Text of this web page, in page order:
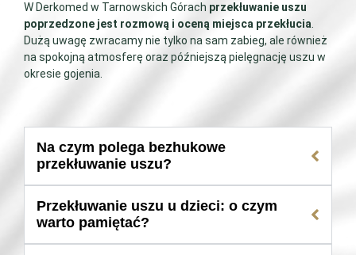
W Derkomed w Tarnowskich Górach przekłuwanie uszu
poprzedzone jest rozmową i oceną miejsca przekłucia.
Dużą uwagę zwracamy nie tylko na sam zabieg, ale również
na spokojną atmosferę oraz późniejszą pielęgnację uszu w
okresie gojenia.
Na czym polega bezhukowe
przekłuwanie uszu?
Przekłuwanie uszu u dzieci: o czym
warto pamiętać?